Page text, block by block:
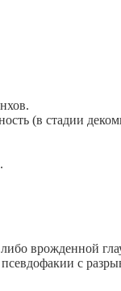
(в стадии
врожденной
с